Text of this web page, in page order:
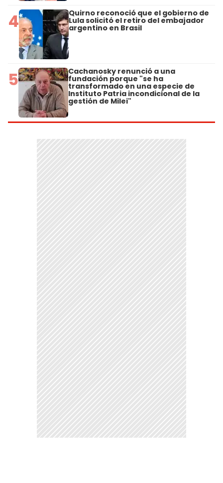
4 Quirno reconoció que el gobierno de
Lula solicitó el retiro del embajador
argentino en Brasil
5 Cachanosky renunció a una
fundación porque "se ha
transformado en una especie de
Instituto Patria incondicional de la
gestión de Milei"